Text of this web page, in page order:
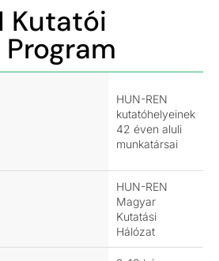
Kutatói
HUN-REN
kutatóhelyeinek
42 éven aluli
munkatársai
HUN-REN
Magyar
Kutatási
Hálózat